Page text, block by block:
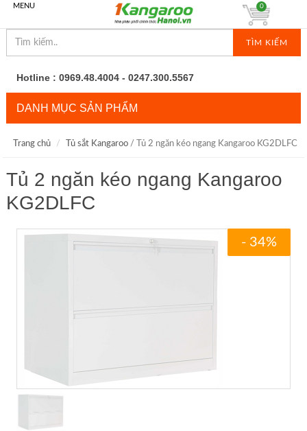
MENU
TÌM KIẾM
0
Hotline : 0969.48.4004 - 0247.300.5567
DANH MỤC SẢN PHẨM
Trang chủ Tủ sắt Kangaroo/ Tủ 2 ngăn kéo ngang Kangaroo KG2DLFC
Tủ 2 ngăn kéo ngang Kangaroo
KG2DLFC
- 34%